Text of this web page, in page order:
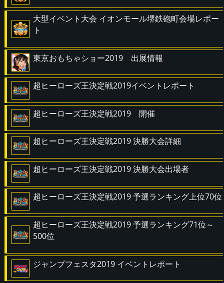
大型イベント大会 イオンモール堺鉄砲町会場レポー
ト
東京おもちゃショー2019 出展情報
超ヒーローズ王決定戦2019イベントレポート
超ヒーローズ王決定戦2019 開催
超ヒーローズ王決定戦2019 決勝大会詳細
超ヒーローズ王決定戦2019 決勝大会出場者
超ヒーローズ王決定戦2019 予選ランキング上位70位
超ヒーローズ王決定戦2019 予選ランキング71位～
500位
ジャンプフェスタ2019 イベントレポート